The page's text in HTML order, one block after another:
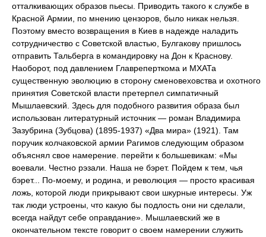
отталкивающих образов пьесы. Приводить такого к службе в
Красной Армии, по мнению цензоров, было никак нельзя.
Поэтому вместо возвращения в Киев в надежде наладить
сотрудничество с Советской властью, Булгакову пришлось
отправить Тальберга в командировку на Дон к Краснову.
Наоборот, под давлением Главреперткома и МХАТа
существенную эволюцию в сторону сменовеховства и охотного
принятия Советской власти претерпел симпатичный
Мышлаевский. Здесь для подобного развития образа был
использован литературный источник — роман Владимира
Зазубрина (Зубцова) (1895-1937) «Два мира» (1921). Там
поручик колчаковской армии Рагимов следующим образом
объяснял свое намерение. перейти к большевикам: «Мы
воевали. Честно рэзали. Наша не бэрет. Пойдем к тем, чья
бэрет... По-моему, и родина, и революция — просто красивая
ложь, которой люди прикрывают свои шкурные интересы. Уж
так люди устроены, что какую бы подлость они ни сделали,
всегда найдут себе оправдание». Мышлаевский же в
окончательном тексте говорит о своем намерении служить